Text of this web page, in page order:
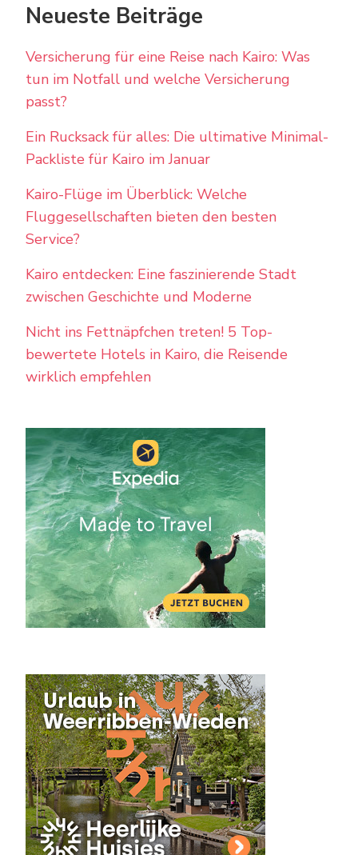
Neueste Beiträge
Versicherung für eine Reise nach Kairo: Was
tun im Notfall und welche Versicherung
passt?
Ein Rucksack für alles: Die ultimative Minimal-
Packliste für Kairo im Januar
Kairo-Flüge im Überblick: Welche
Fluggesellschaften bieten den besten
Service?
Kairo entdecken: Eine faszinierende Stadt
zwischen Geschichte und Moderne
Nicht ins Fettnäpfchen treten! 5 Top-
bewertete Hotels in Kairo, die Reisende
wirklich empfehlen